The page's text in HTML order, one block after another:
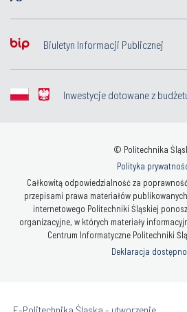
Biuletyn Informacji Publicznej
Inwestycje dotowane z
© Politechnika
Polityka
Całkowitą odpowiedzialność za
przepisami prawa materiałów
internetowego Politechniki Śląskiej
organizacyjne, w których materiały
Centrum Informatyczne Politechniki
Deklaracja